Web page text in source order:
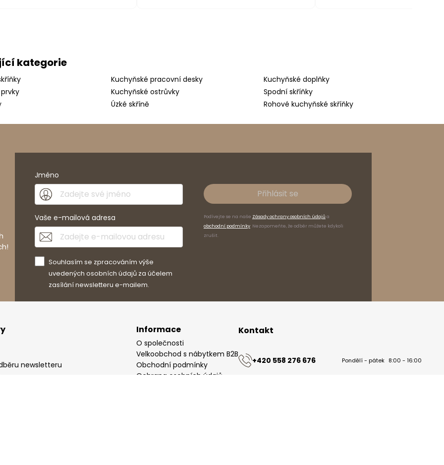
kategorie
Kuchyňské pracovní desky
Kuchyňské doplňky
Kuchyňské ostrůvky
Spodní skříňky
Úzké skříně Rohové kuchyňské skříňky
Jméno
Vaše e-mailová adresa
Souhlasím se zpracováním výše
uvedených osobních údajů za účelem
zasílání newsletteru e-mailem.
Přihlásit se
Podívejte se na naše Zásady ochrany osobních údajů a
obchodní podmínky. Nezapomeňte, že odběr můžete kdykoli
zrušit.
newsletteru
Informace
O společnosti
Velkoobchod s nábytkem B2B
Obchodní podmínky
Ochrana osobních údajů
Kontakt
+420 558 276 676 Pondělí - pátek 8:00 - 16:00